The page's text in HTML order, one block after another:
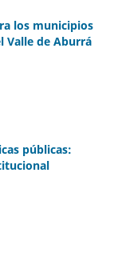
los municipios
Valle de Aburrá
públicas: